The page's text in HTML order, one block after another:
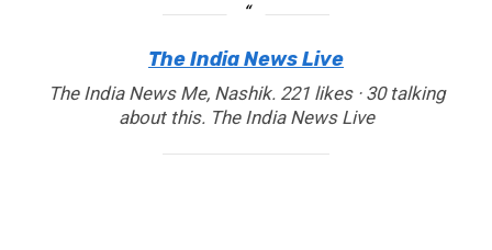
The India News Live
The India News Me, Nashik. 221 likes · 30 talking
about this. The India News Live